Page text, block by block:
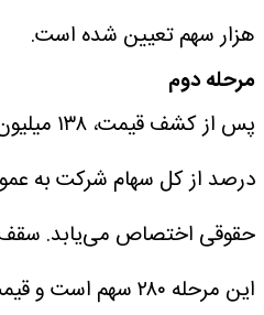
هزار سهم تعیین شده است.
مرحله دوم
درصد از کل سهام شرکت به
حقوقی اختصاص می‌یابد. سقف
این مرحله ۲۸۰ سهم